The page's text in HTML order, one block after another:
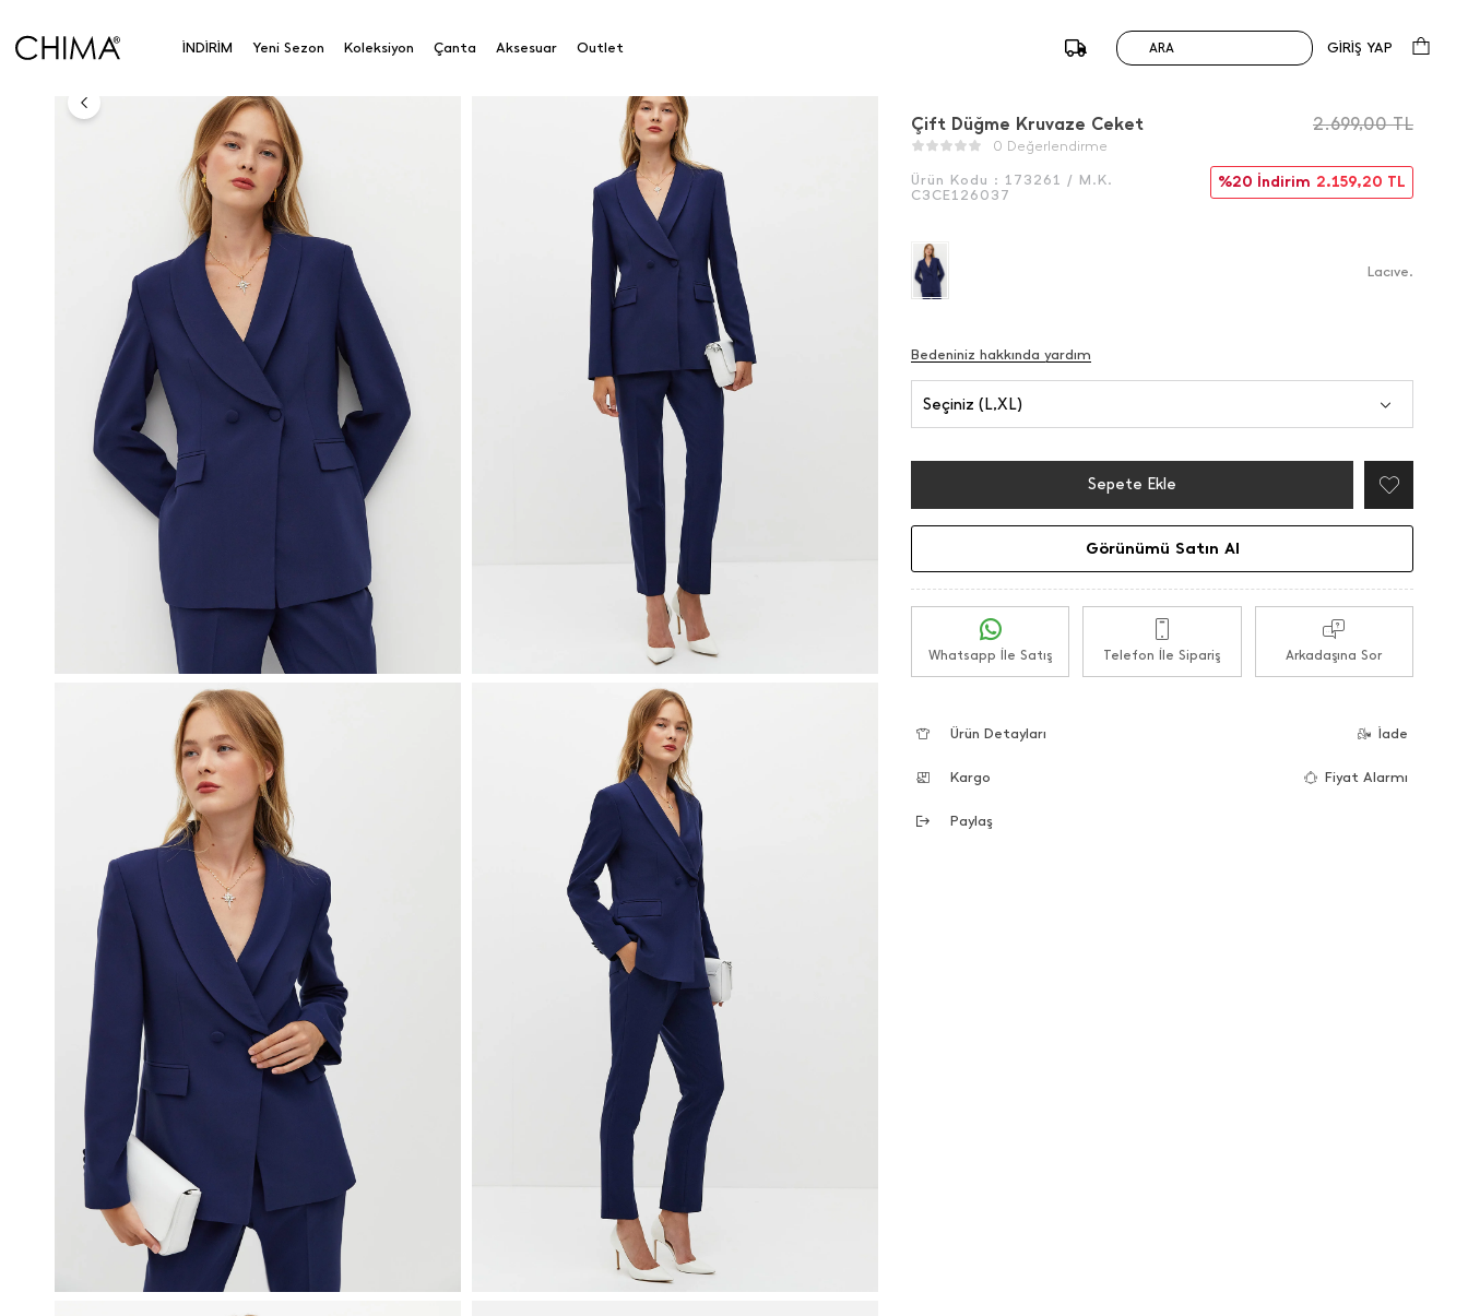
İNDİRİM Yeni Sezon Koleksiyon Çanta Aksesuar Outlet ARA GİRİŞ YAP
Anasayfa
Çift Düğme Kruvaze Ceket
0 Değerlendirme
Ürün Kodu : 173261 / M.K.
C3CE126037
2.699,00TL
%20 İndirim 2.159,20 TL
Lacıve.
Bedeniniz hakkında yardım
Seçiniz (L,XL)
Sepete Ekle
Görünümü Satın Al
Whatsapp İle Satış Telefon İle Sipariş Arkadaşına Sor
Ürün Detayları İade
Kargo Fiyat Alarmı
Paylaş